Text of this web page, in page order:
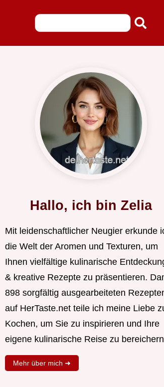
Hallo, ich bin Zelia
Mit leidenschaftlicher Neugier erkunde
die Welt der Aromen und Texturen, um
Ihnen vielfältige kulinarische
& kreative Rezepte zu präsentieren.
898 sorgfältig ausgearbeiteten
auf HerTaste.net teile ich meine Liebe
Kochen, um Sie zu inspirieren und Ihre
eigene kulinarische Reise zu
Mehr über mich ➜